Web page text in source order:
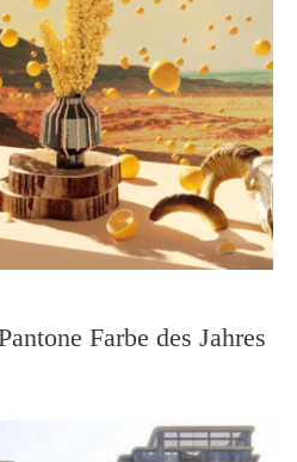
Farbe des Jahres